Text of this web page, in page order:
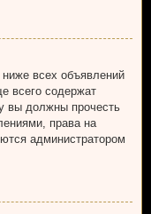
всех объявлений
всего содержат
вы должны прочесть
права на
администратором